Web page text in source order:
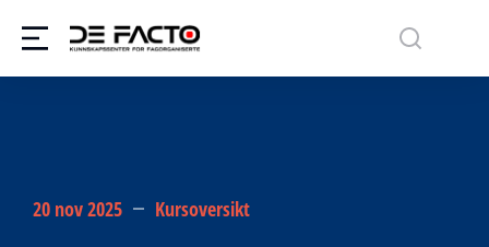
20 nov 2025 Kursoversikt